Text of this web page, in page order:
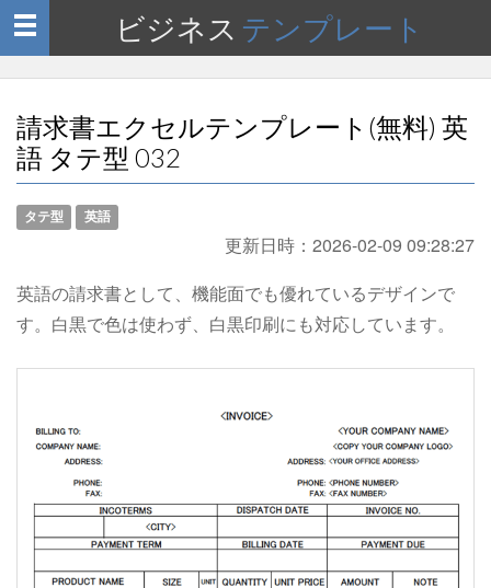
Toggle
navigation
ビジネス テンプレート
請求書エクセルテンプレート(無料) 英
語 タテ型 032
タテ型 英語
更新日時： 2026-02-09 09:28:27
英語の請求書として、機能面でも優れているデザインで
す。白黒で色は使わず、白黒印刷にも対応しています。